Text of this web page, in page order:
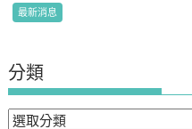
最新消息
分類
分